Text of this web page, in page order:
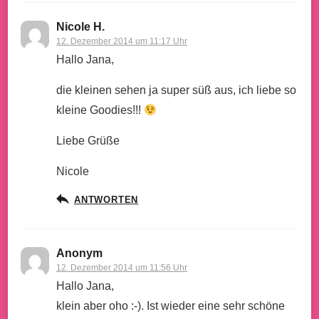
Nicole H.
12. Dezember 2014 um 11:17 Uhr
Hallo Jana,
die kleinen sehen ja super süß aus, ich liebe so
kleine Goodies!!!
Liebe Grüße
Nicole
ANTWORTEN
Anonym
12. Dezember 2014 um 11:56 Uhr
Hallo Jana,
klein aber oho :-). Ist wieder eine sehr schöne